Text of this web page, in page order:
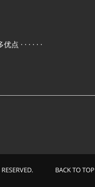
· · · · · ·
RESERVED. BACK TO TOP